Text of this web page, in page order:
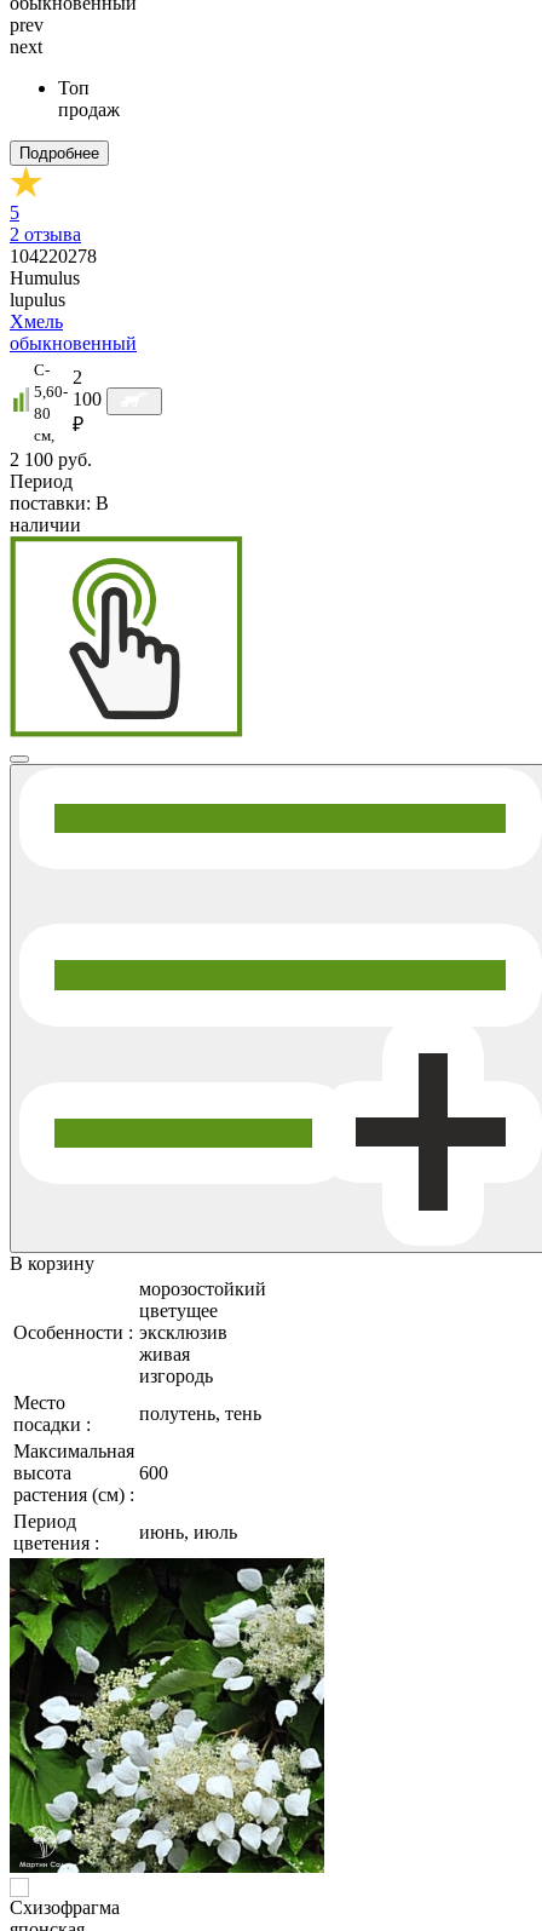
prev
next
Топ
продаж
Подробнее
5
2 отзыва
104220278
Humulus
lupulus
Хмель
обыкновенный
C-
5,60-
80
cм,
2
100
₽
2 100 руб.
Период
поставки: В
наличии
В корзину
Особенности :
морозостойкий
цветущее
эксклюзив
живая
изгородь
Место
посадки :
полутень, тень
Максимальная
высота
растения (см) :
600
Период
цветения :
июнь, июль